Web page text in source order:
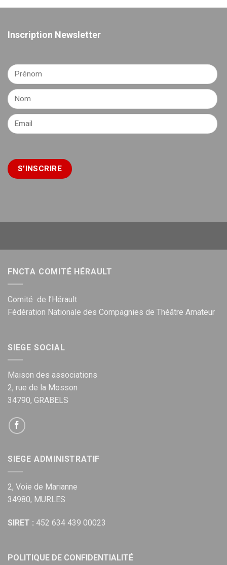
Inscription Newsletter
FNCTA COMITÉ HÉRAULT
Comité de l’Hérault
Fédération Nationale des Compagnies de Théâtre Amateur
SIEGE SOCIAL
Maison des associations
2, rue de la Mosson
34790, GRABELS
SIEGE ADMINISTRATIF
2, Voie de Marianne
34980, MURLES
SIRET : 452 634 439 00023
POLITIQUE DE CONFIDENTIALITÉ